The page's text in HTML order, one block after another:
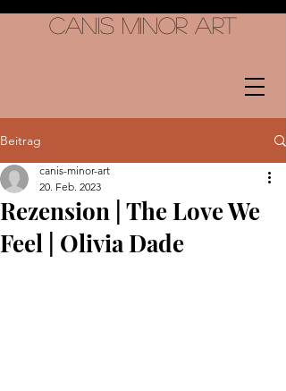
Canis Minor Art
Beitrag
Rezension | The Love We
Feel | Olivia Dade
canis-minor-art
20. Feb. 2023